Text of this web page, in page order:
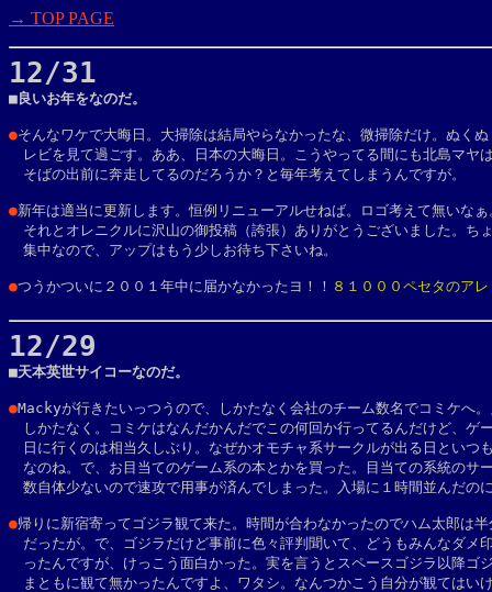
→ TOP PAGE
12/31
■良いお年をなのだ。
●そんなワケで大晦日。大掃除は結局やらなかったな、微掃除だけ。ぬく
レビを見て過ごす。ああ、日本の大晦日。こうやってる間にも北島マヤ
そばの出前に奔走してるのだろうか？と毎年考えてしまうんですが。
●新年は適当に更新します。恒例リニューアルせねば。ロゴ考えて無いな
それとオレニクルに沢山の御投稿（誇張）ありがとうございました。ち
集中なので、アップはもう少しお待ち下さいね。
●つうかついに２００１年中に届かなかったヨ！！ ８１０００ペセタのア
12/29
■天本英世サイコーなのだ。
●Mackyが行きたいっつうので、しかたなく会社のチーム数名でコミケへ
しかたなく。コミケはなんだかんだでこの何回か行ってるんだけど、ゲ
日に行くのは相当久しぶり。なぜかオモチャ系サークルが出る日といつ
なのね。で、お目当てのゲーム系の本とかを買った。目当ての系統のサ
数自体少ないので速攻で用事が済んでしまった。入場に１時間並んだの
●帰りに新宿寄ってゴジラ観て来た。時間が合わなかったのでハム太郎は
だったが。で、ゴジラだけど事前に色々評判聞いて、どうもみんなダメ
ったんですが、けっこう面白かった。実を言うとスペースゴジラ以降ゴ
まともに観て無かったんですよ、ワタシ。なんつかこう自分が観てはい